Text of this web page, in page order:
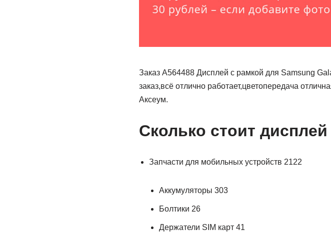
Заказ А564488 Дисплей с рамкой для Samsung
заказ,всё отлично работает,цветопередача
Аксеум.
Сколько стоит
Запчасти для мобильных устройств 2122
Аккумуляторы 303
Болтики 26
Держатели SIM карт 41